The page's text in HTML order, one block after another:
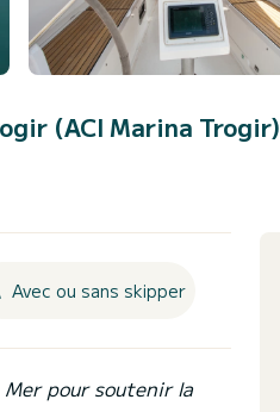
(ACI Marina Trogir)
Avec ou sans skipper
pour soutenir la